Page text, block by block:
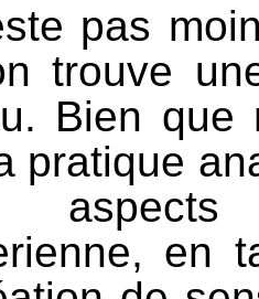
pas
trouve
Bien que
pratique
en